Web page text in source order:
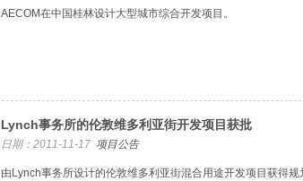
AECOM在中国桂林设计大型城市综合开发项目。
Lynch事务所的伦敦维多利亚街开发项目获批
日期：2011-11-17 项目公告
由Lynch事务所设计的伦敦维多利亚街混合用途开发项目获得规